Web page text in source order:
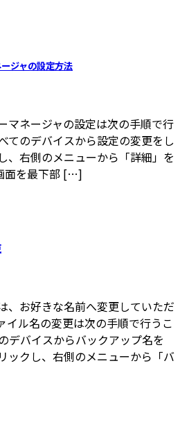
ジャの設定方法
マネージャの設定は次の手順で行
てのデバイスから設定の変更をし
、右側のメニューから「詳細」を
面を最下部 […]
、お好きな名前へ変更していただ
イル名の変更は次の手順で行うこ
デバイスからバックアップ名を
ックし、右側のメニューから「バ